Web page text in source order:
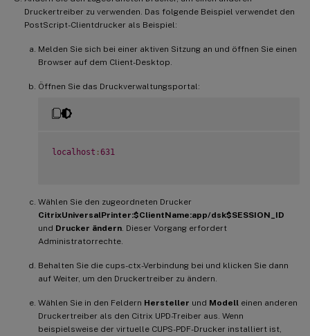
Druckertreiber zu verwenden. Das folgende Beispiel verwendet den
PostScript-Clientdrucker als Beispiel:
Melden Sie sich bei einer aktiven Sitzung an und öffnen Sie einen
Browser auf dem Client-Desktop.
Öffnen Sie das Druckverwaltungsportal:
localhost :631
Wählen Sie den zugeordneten Drucker
CitrixUniversalPrinter:$ClientName:app/dsk$SESSION_ID
und Drucker ändern . Dieser Vorgang erfordert
Administratorrechte.
Behalten Sie die cups-ctx-Verbindung bei und klicken Sie dann
auf Weiter, um den Druckertreiber zu ändern.
Wählen Sie in den Feldern Hersteller und Modell einen anderen
Druckertreiber als den Citrix UPD-Treiber aus. Wenn
beispielsweise der virtuelle CUPS-PDF-Drucker installiert ist,